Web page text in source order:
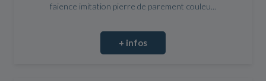
faience imitation pierre de parement couleu...
+ infos